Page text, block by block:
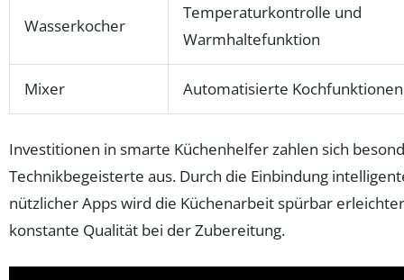
Wasserkocher
Temperaturkontrolle und
Warmhaltefunktion
Mixer Automatisierte Kochfunktionen
Investitionen in smarte Küchenhelfer zahlen sich
Technikbegeisterte aus. Durch die Einbindung
nützlicher Apps wird die Küchenarbeit spürbar
konstante Qualität bei der Zubereitung.